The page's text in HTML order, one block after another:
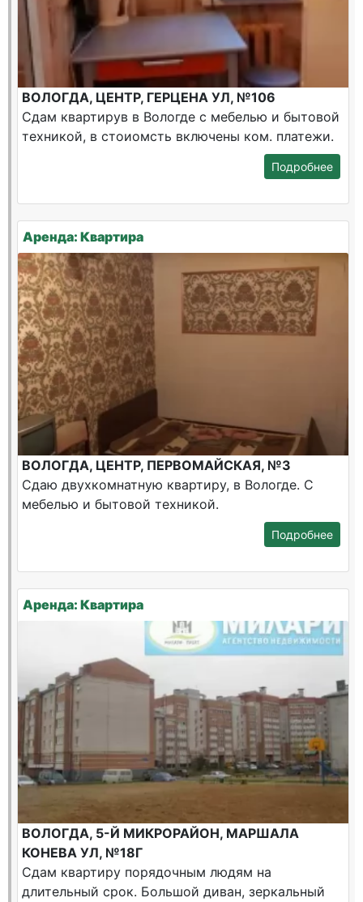
ВОЛОГДА, ЦЕНТР, ГЕРЦЕНА УЛ, №106
Сдам квартирув в Вологде с мебелью и бытовой
техникой, в стоиомсть включены ком. платежи.
Подробнее
Аренда: Квартира
ВОЛОГДА, ЦЕНТР, ПЕРВОМАЙСКАЯ, №3
Сдаю двухкомнатную квартиру, в Вологде. С
мебелью и бытовой техникой.
Подробнее
Аренда: Квартира
ВОЛОГДА, 5-Й МИКРОРАЙОН, МАРШАЛА
КОНЕВА УЛ, №18Г
Сдам квартиру порядочным людям на
длительный срок. Большой диван, зеркальный